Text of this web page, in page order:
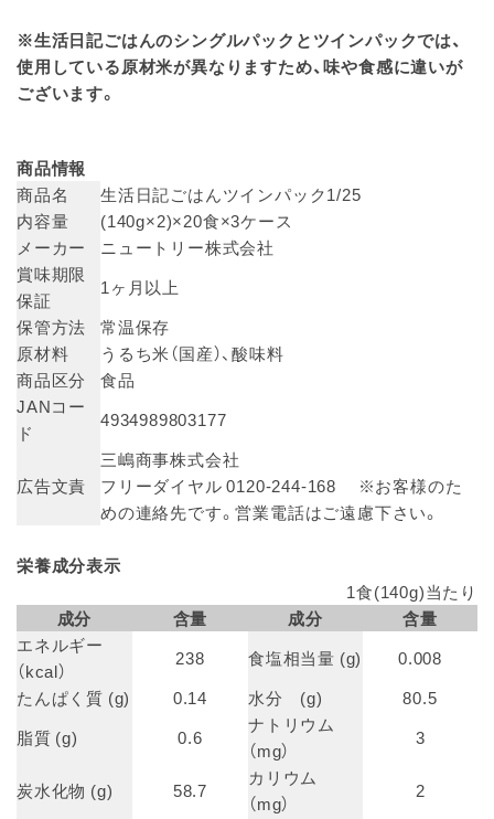
※生活日記ごはんのシングルパックとツインパックでは、
使用している原材米が異なりますため、味や食感に違いが
ございます。
商品情報
商品名
生活日記ごはんツインパック1/25
内容量
(140g×2)×20食×3ケース
メーカー
ニュートリー株式会社
賞味期限
保証
1ヶ月以上
保管方法
常温保存
原材料
うるち米（国産）、酸味料
商品区分
食品
JANコー
ド
4934989803177
広告文責
三嶋商事株式会社
フリーダイヤル 0120-244-168 ※お客様のた
めの連絡先です。営業電話はご遠慮下さい。
栄養成分表示
1食(140g)当たり
成分
含量 成分
含量
エネルギー
（kcal）
238 食塩相当量 (g)
0.008
たんぱく質 (g)
0.14 水分 (g)
80.5
脂質 (g)
0.6
ナトリウム
（mg）
3
炭水化物 (g) 58.7
カリウム
（mg）
2